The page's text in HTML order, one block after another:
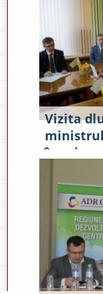
Vizita
în